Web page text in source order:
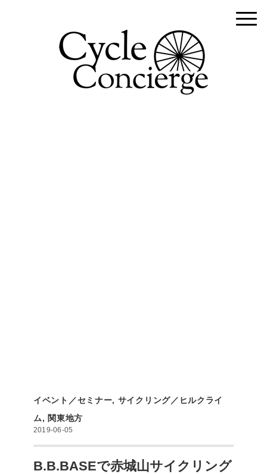
イベント／セミナー, サイクリング／ヒルクライ
ム, 関東地方
2019-06-05
B.B.BASEで赤城山サイクリング